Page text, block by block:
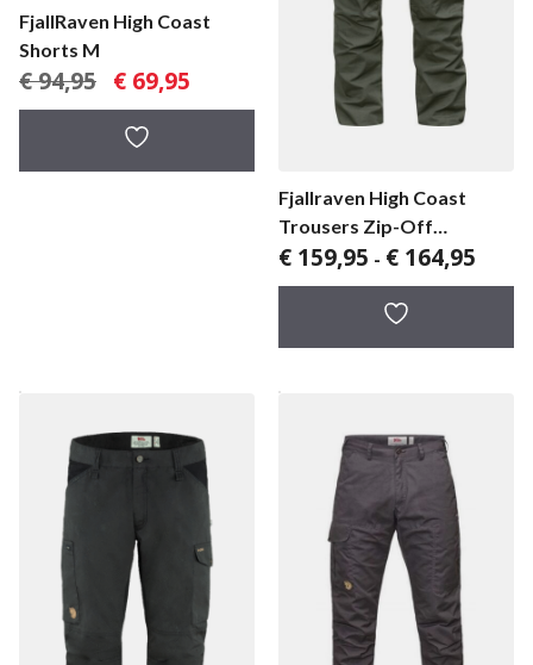
FjallRaven High Coast
Shorts M
€94,95
Oorspronkelijke
was:
€ 94,95.
€ 69,95
Fjallraven High Coast
Trousers Zip-Off
herenbroek
€ 159,95 - € 164,95